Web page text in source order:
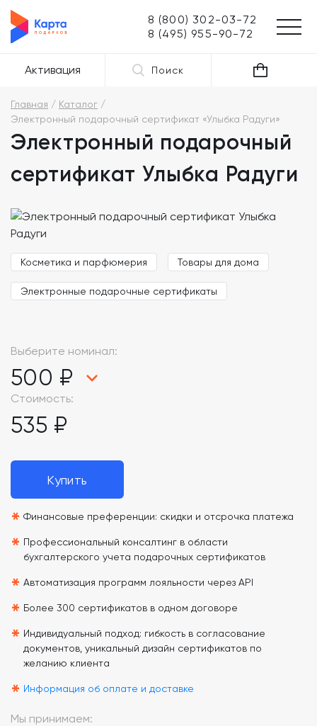
8 (800) 302-03-72
8 (495) 955-90-72
Активация Поиск
Главная
Каталог
Электронный подарочный сертификат «Улыбка Радуги»
Электронный подарочный
сертификат Улыбка Радуги
Косметика и парфюмерия Товары для дома
Электронные подарочные сертификаты
Выберите номинал:
500 ₽
Стоимость:
535 ₽
Купить
* Финансовые преференции: скидки и отсрочка платежа
* Профессиональный консалтинг в области
бухгалтерского учета подарочных сертификатов
* Автоматизация программ лояльности через API
* Более 300 сертификатов в одном договоре
* Индивидуальный подход: гибкость в согласование
документов, уникальный дизайн сертификатов по
желанию клиента
* Информация об оплате и доставке
Мы принимаем: